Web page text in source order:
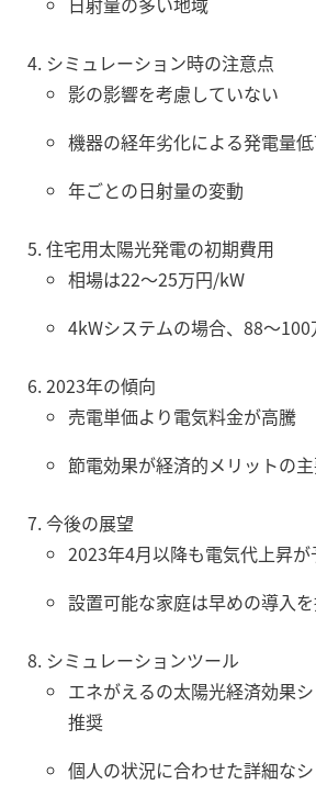
シミュレーション時の注意点
影の影響を考慮していない
機器の経年劣化による発電量
年ごとの日射量の変動
住宅用太陽光発電の初期費用
相場は22〜25万円/kW
4kWシステムの場合、88〜100
2023年の傾向
売電単価より電気料金が高騰
節電効果が経済的メリットの
今後の展望
2023年4月以降も電気代上昇が
設置可能な家庭は早めの導入
シミュレーションツール
エネがえるの太陽光経済効果
推奨
個人の状況に合わせた詳細な